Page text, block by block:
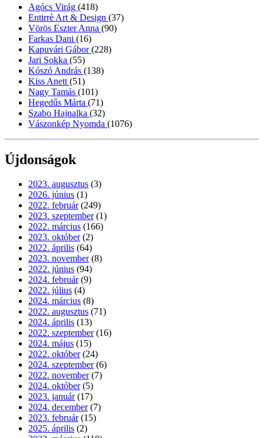
Agócs Virág (418)
Entirrè Art & Design (37)
Vörös Eszter Anna (90)
Farkas Dani (16)
Kapuvári Gábor(228)
Jari Sokka (55)
Kószó András (138)
Kiss Anett (51)
Nagy Tamás (101)
Hegedűs Márta (71)
Szabo Hajnalka (32)
Vászonkép Nyomda (1076)
Újdonságok
2023. augusztus (3)
2026. június (1)
2022. február (249)
2023. szeptember (1)
2022. március (166)
2023. október (2)
2022. április (64)
2023. november (8)
2022. június (94)
2024. február (9)
2022. július (4)
2024. március (8)
2022. augusztus (71)
2024. április (13)
2022. szeptember (16)
2024. május (15)
2022. október (24)
2024. szeptember (6)
2022. november (7)
2024. október (5)
2023. január (17)
2024. december (7)
2023. február (15)
2025. április (2)